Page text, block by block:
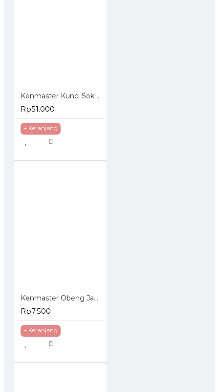
Kenmaster Kunci Sok Set 27 Pcs
Rp51.000
+ Keranjang
Kenmaster Obeng Jam Set 6 Pcs
Rp7.500
+ Keranjang